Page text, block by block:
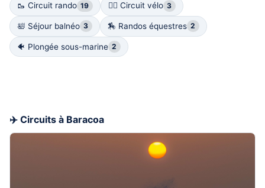
🥾 Circuit rando 19 🚴‍♀️ Circuit vélo 3
🛀 Séjour balnéo 3 🏇 Randos équestres 2
🐠 Plongée sous-marine 2
✈️ Circuits à Baracoa